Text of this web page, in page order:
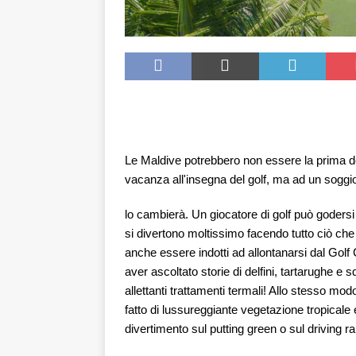
Le Maldive potrebbero non essere la prima
vacanza all'insegna del golf, ma ad un
lo cambierà. Un giocatore di golf può
si divertono moltissimo facendo tutto ciò
anche essere indotti ad allontanarsi dal
aver ascoltato storie di delfini, tartarughe e
allettanti trattamenti termali! Allo stesso
fatto di lussureggiante vegetazione
divertimento sul putting green o sul driving